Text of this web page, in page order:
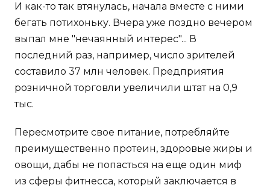
И как-то так втянулась, начала вместе с ними
бегать потихоньку. Вчера уже поздно вечером
выпал мне "нечаянный интерес"... В
последний раз, например, число зрителей
составило 37 млн человек. Предприятия
розничной торговли увеличили штат на 0,9
тыс.
Пересмотрите свое питание, потребляйте
преимущественно протеин, здоровые жиры и
овощи, дабы не попасться на еще один миф
из сферы фитнесса, который заключается в